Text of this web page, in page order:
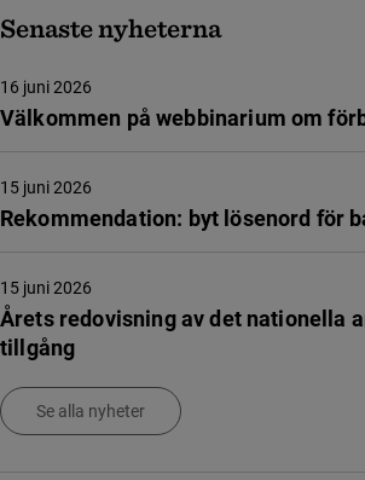
Senaste nyheterna
Välkommen på webbinarium om
16 juni 2026
Rekommendation: byt lösenord för
15 juni 2026
Årets redovisning av det nationella
tillgång
15 juni 2026
Se alla nyheter